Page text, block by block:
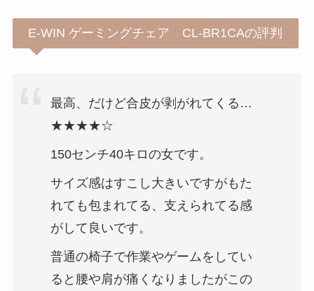
E-WIN ゲーミングチェア CL-BR1CAの評判
最高、だけど合皮が剥がれてくる…
★★★★☆
150センチ40キロの女です。
サイズ感はすこし大きいですがもた
れても包まれてる、支えられてる感
がして良いです。
普通の椅子で作業やゲームをしてい
ると腰や肩が痛くなりましたがこの